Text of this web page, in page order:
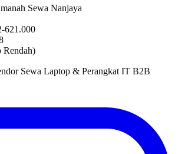
Sewa Nanjaya
621.000
Rendah)
Sewa Laptop & Perangkat IT B2B